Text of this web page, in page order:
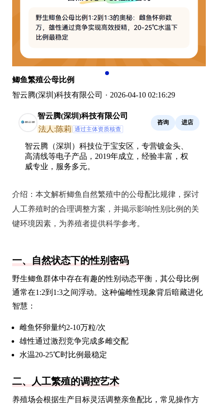
鲫鱼繁殖公母比例
智云腾(深圳)科技有限公司 · 2026-04-10 02:16:29
智云腾(深圳)科技有限公司
法人:陈莉 通过主体资质核查
咨询 进店
智云腾（深圳）科技位于宝安区，专营镀金头、
高清线等电子产品，2019年成立，经验丰富，权
威专业，服务多元。
介绍： 本文解析鲫鱼自然繁殖中的公母配比规律，探讨
人工养殖时的合理调整方案，并揭示影响性别比例的关
键环境因素，为养殖者提供科学参考。
一、自然状态下的性别密码
野生鲫鱼群体中存在有趣的性别动态平衡，其公母比例
通常在1:2到1:3之间浮动。这种偏雌性现象背后暗藏进化
智慧：
雌鱼怀卵量约2-10万粒/次
雄性通过激烈竞争完成多雌交配
水温20-25℃时比例最稳定
二、人工繁殖的调控艺术
养殖场会根据生产目标灵活调整亲鱼配比，常见操作方